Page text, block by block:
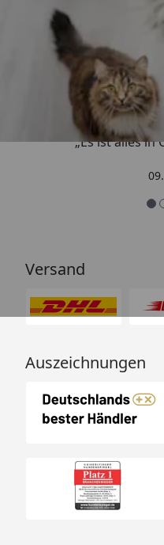
„Es ist alles
Versand
Auszeichnungen